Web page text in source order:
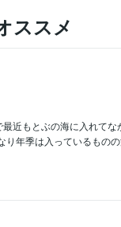
ススメ
近もとぶの海に入れて
年季は入っているもの